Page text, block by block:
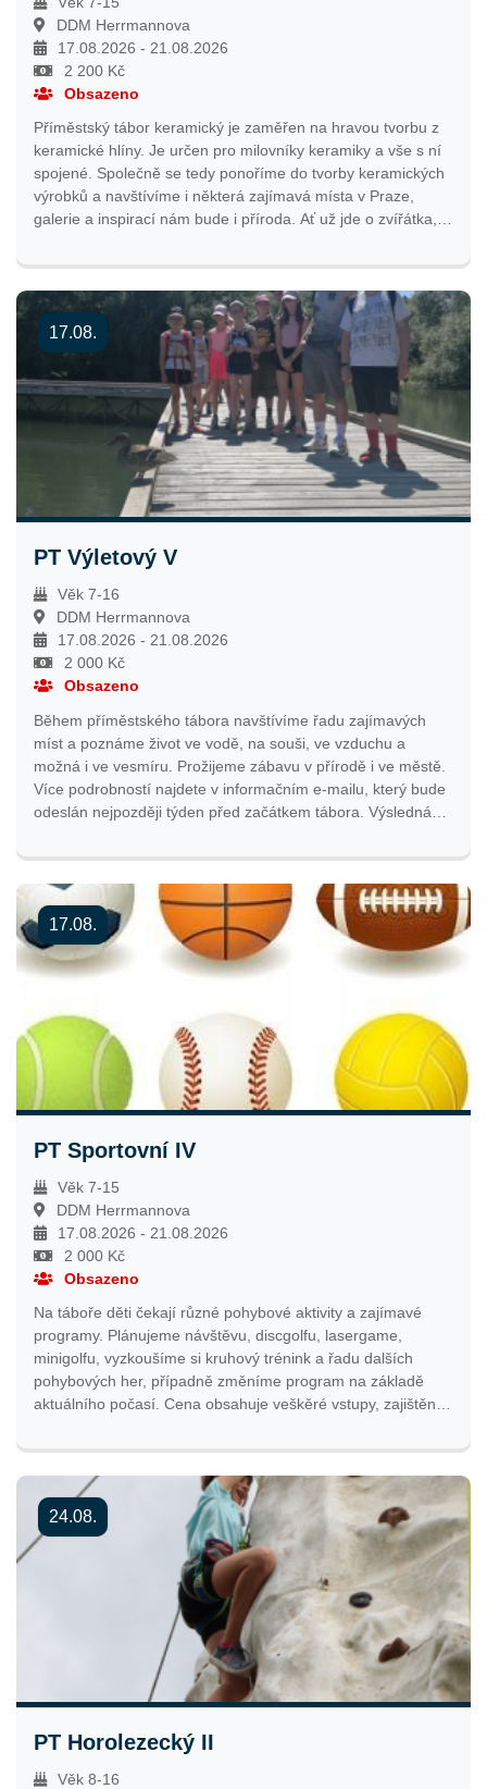
DDM Herrmannova
17.08.2026 - 21.08.2026
2 200 Kč
Obsazeno
Příměstský tábor keramický je zaměřen na hravou tvorbu z
keramické hlíny. Je určen pro milovníky keramiky a vše s ní
spojené. Společně se tedy ponoříme do tvorby keramických
výrobků a navštívíme i některá zajímavá místa v Praze,
galerie a inspirací nám bude i příroda. Ať už jde o zvířátka,
vymodelovat. Na konci tábora si děti odnesou spoustu
vlastnoručně vyrobených výrobků dle časových možností
keramické pece. Více podrobností najdete v informačním e-
mailu, který bude odeslán nejpozději týden před začátkem
tábora. Přihlašování bude spuštěno 2. 2. 2026 ve 12:00
hodin.
17.08.
PT Výletový V
Věk 7-16
DDM Herrmannova
17.08.2026 - 21.08.2026
2 000 Kč
Obsazeno
Během příměstského tábora navštívíme řadu zajímavých
míst a poznáme život ve vodě, na souši, ve vzduchu a
možná i ve vesmíru. Prožijeme zábavu v přírodě i ve městě.
Více podrobností najdete v informačním e-mailu, který bude
odeslán nejpozději týden před začátkem tábora. Výsledná
nižší v závislosti na grantové podpoře hlavního města Prahy.
Přihlašování bude spuštěno 2. 2. 2026 ve 12:00 hodin.
17.08.
PT Sportovní IV
Věk 7-15
DDM Herrmannova
17.08.2026 - 21.08.2026
2 000 Kč
Obsazeno
Na táboře děti čekají různé pohybové aktivity a zajímavé
programy. Plánujeme návštěvu, discgolfu, lasergame,
minigolfu, vyzkoušíme si kruhový trénink a řadu dalších
pohybových her, případně změníme program na základě
aktuálního počasí. Cena obsahuje veškěré vstupy, zajištění
podrobností najdete v informačním e-mailu, který bude
odeslán nejpozději týden před začátkem tábora. Více
podrobností najdete v informačním e-mailu, který bude
odeslán nejpozději týden před začátkem tábora.
Předpokládaná cena tábora nepřesáhne částku 2300 Kč.
24.08.
PT Horolezecký II
Věk 8-16